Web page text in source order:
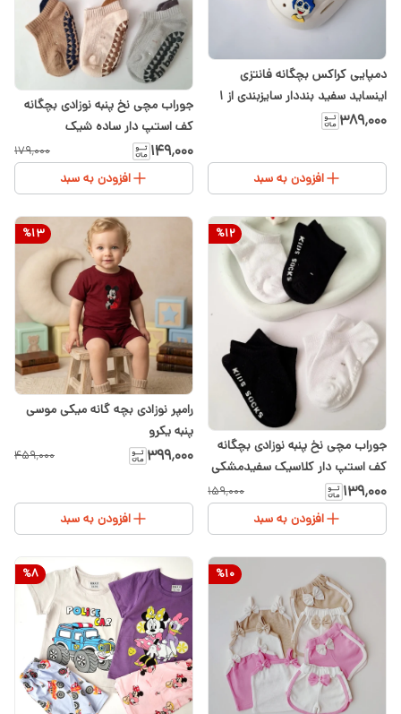
دمپایی کراکس بچگانه فانتزی
اینساید سفید بنددار سایزبندی از ۱
تا ۵سال
۳۸۹٬۰۰۰
افزودن به سبد
جوراب مچی نخ پنبه نوزادی بچگانه
کف استپ دار ساده شیک
۱۴۹٬۰۰۰ ۱۷۹٬۰۰۰
افزودن به سبد
%12
جوراب مچی نخ پنبه نوزادی بچگانه
کف استپ دار کلاسیک سفیدمشکی
۱۳۹٬۰۰۰ ۱۵۹٬۰۰۰
افزودن به سبد
%13
رامپر نوزادی بچه گانه میکی موسی
پنبه یکرو
۳۹۹٬۰۰۰ ۴۵۹٬۰۰۰
افزودن به سبد
%10
%8